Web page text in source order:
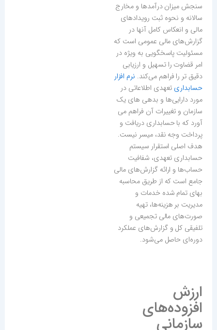
سنجش میزان درآمدها و مخارج
سالانه و نحوه ثبت رویدادهای
مالی و انعکاس کامل آنها در
گزارش‌های مالی عمومی است که
مسئولیت پاسخگویی به ویژه در
امر قضاوت را تسهیل و ارزیابی
دقیق تر را فراهم می‌کند. نرم افزار
حسابداری تعهدی اطلاعاتی در
مورد دارایی‌ها و بدهی های یک
سازمان و تغییرات آن فراهم می
آورد که با حسابداری دریافت و
پرداخت وجه نقد، میسر نیست.
هدف اصلی استقرار سیستم
حسابداری تعهدی، شفافیت
حساب‌ها و ارائه گزارش‌های مالی
جامع است که از طریق محاسبه
بهای تمام شده خدمات و
مدیریت بر هزینه‌ها، تهیه
صورت‌های مالی تجمیعی و
تلفیقی کل و گزارش‌های عملکرد
دوره‌ای حاصل می‌شود.
ارزش
افزوده‌های
سازمانی